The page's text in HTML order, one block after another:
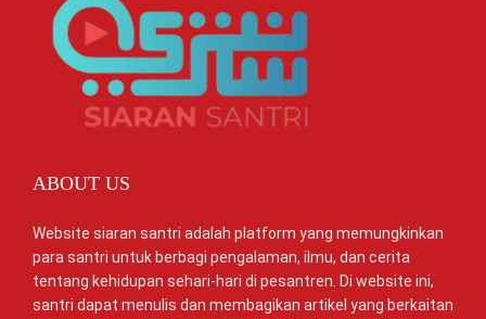
ABOUT US
Website siaran santri adalah platform yang memungkinkan
para santri untuk berbagi pengalaman, ilmu, dan cerita
tentang kehidupan sehari-hari di pesantren. Di website ini,
santri dapat menulis dan membagikan artikel yang berkaitan